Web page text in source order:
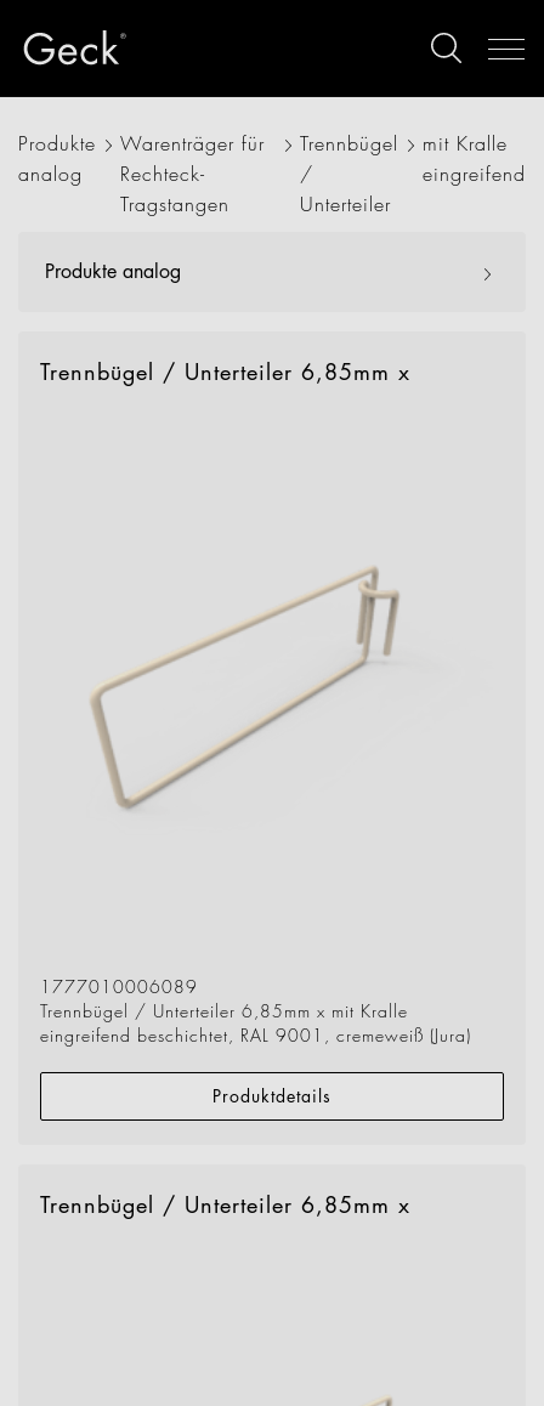
Produkte
analog
Warenträger für
Rechteck-
Tragstangen
Trennbügel
/
Unterteiler
mit Kralle
eingreifend
Produkte analog
Trennbügel / Unterteiler 6,85mm x
1777010006089
Trennbügel / Unterteiler 6,85mm x mit Kralle
eingreifend beschichtet, RAL 9001, cremeweiß (Jura)
Produktdetails
Trennbügel / Unterteiler 6,85mm x